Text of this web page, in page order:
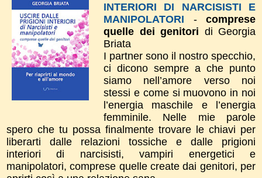
INTERIORI DI NARCISISTI E
MANIPOLATORI
- comprese
quelle dei genitori di Georgia
Briata
I partner sono il nostro specchio,
ci dicono sempre a che punto
siamo nell’amore verso noi
stessi e come si muovono in noi
l’energia maschile e l’energia
femminile. Nelle mie parole
spero che tu possa finalmente trovare le chiavi per
liberarti dalle relazioni tossiche e dalle prigioni
interiori di narcisisti, vampiri energetici e
manipolatori, comprese quelle create dai genitori, per